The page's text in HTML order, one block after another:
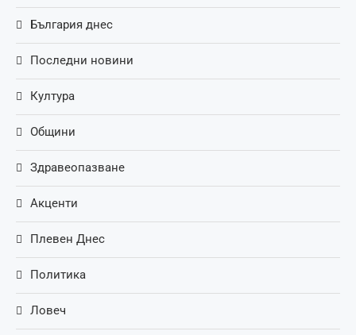
България днес
Последни новини
Култура
Общини
Здравеопазване
Акценти
Плевен Днес
Политика
Ловеч